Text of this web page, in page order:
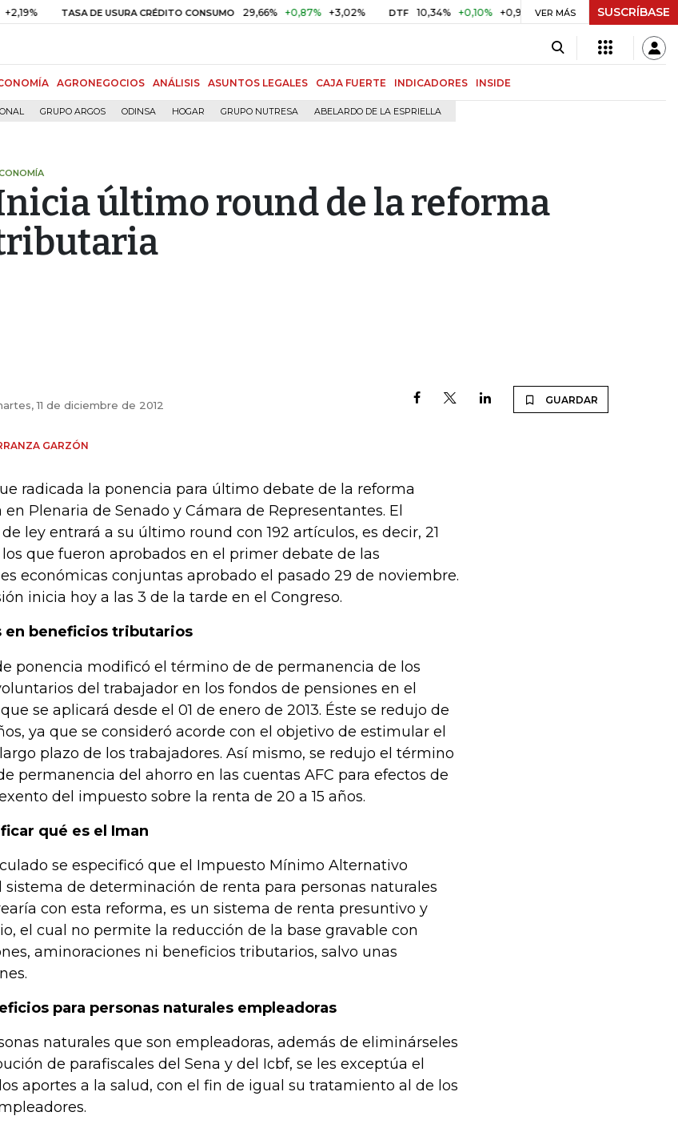
TASA DE USURA CRÉDITO CONSUMO 29,66% +0,87% +3,02% DTF 10,34% +0,10% +0,98% UVR $ 416,96 +$ 0,05 +0,01%
VER MÁS SUSCRÍBASE
AGRONEGOCIOS ANÁLISIS ASUNTOS LEGALES CAJA FUERTE INDICADORES INSIDE
GRUPO ARGOS ODINSA HOGAR GRUPO NUTRESA ABELARDO DE LA ESPRIELLA
último round de la reforma
11 de diciembre de 2012 GUARDAR
GARZÓN
radicada la ponencia para último debate de la reforma
Plenaria de Senado y Cámara de Representantes. El
ley entrará a su último round con 192 artículos, es decir, 21
que fueron aprobados en el primer debate de las
económicas conjuntas aprobado el pasado 29 de noviembre.
inicia hoy a las 3 de la tarde en el Congreso.
en beneficios tributarios
ponencia modificó el término de de permanencia de los
del trabajador en los fondos de pensiones en el
se aplicará desde el 01 de enero de 2013. Éste se redujo de
ya que se consideró acorde con el objetivo de estimular el
plazo de los trabajadores. Así mismo, se redujo el término
permanencia del ahorro en las cuentas AFC para efectos de
del impuesto sobre la renta de 20 a 15 años.
qué es el Iman
se especificó que el Impuesto Mínimo Alternativo
sistema de determinación de renta para personas naturales
con esta reforma, es un sistema de renta presuntivo y
el cual no permite la reducción de la base gravable con
aminoraciones ni beneficios tributarios, salvo unas
para personas naturales empleadoras
naturales que son empleadoras, además de eliminárseles
de parafiscales del Sena y del Icbf, se les exceptúa el
aportes a la salud, con el fin de igual su tratamiento al de los